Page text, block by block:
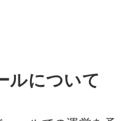
ルについて